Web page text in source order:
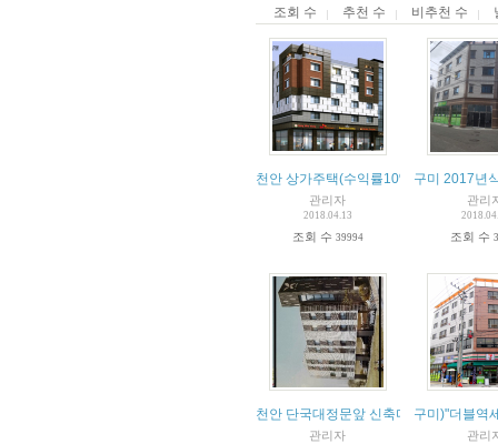
조회 수 추천 수 비추천 수
천안 상가주택(수익률10%)
관리자
2018.04.13
조회 수 39994
구미 2017년
관리
조회 수
천안 단국대정문앞 신축다가구건물 매매
관리자
구미)"더블역
관리